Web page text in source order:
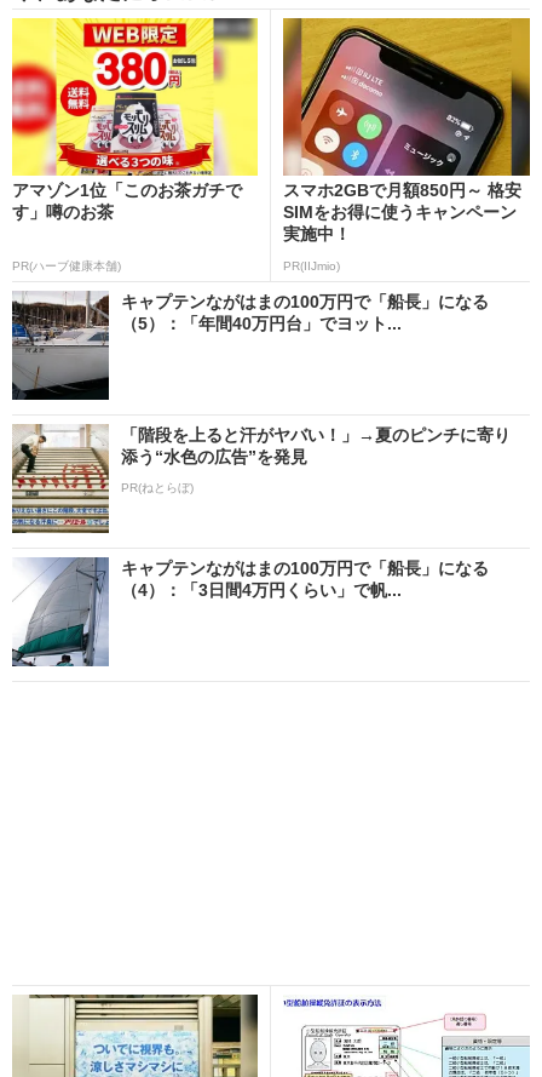
アマゾン1位「このお茶ガチで
す」噂のお茶
PR(ハーブ健康本舗)
スマホ2GBで月額850円～ 格安
SIMをお得に使うキャンペーン
実施中！
PR(IIJmio)
キャプテンながはまの100万円で「船長」になる
（5）：「年間40万円台」でヨット...
「階段を上ると汗がヤバい！」→夏のピンチに寄り
添う“水色の広告”を発見
PR(ねとらぼ)
キャプテンながはまの100万円で「船長」になる
（4）：「3日間4万円くらい」で帆...